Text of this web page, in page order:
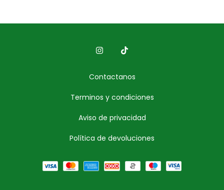
Contactanos
Terminos y condiciones
Aviso de privacidad
Política de devoluciones